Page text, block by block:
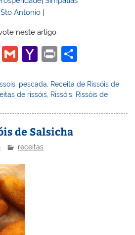
Antonio |
neste artigo
T
G
ai
l
Y
h
o
o
M
ai
Pr
t
ar
e
pescada Receita de Rissóis de
de rissóis Rissóis Rissóis de
de Salsicha
receitas